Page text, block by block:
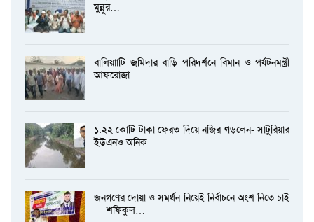
মুন্নুর…
বালিয়াাটি জমিদার বাড়ি পরিদর্শনে বিমান ও পর্যটনমন্ত্রী
আফরোজা…
১.২২ কোটি টাকা ফেরত দিয়ে নজির গড়লেন- সাটুরিয়ার
ইউএনও অনিক
জনগণের দোয়া ও সমর্থন নিয়েই নির্বাচনে অংশ নিতে চাই
— শফিকুল…